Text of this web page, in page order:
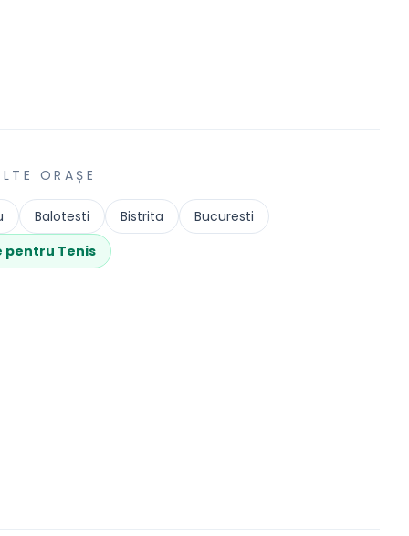
ORAȘE
Balotesti Bistrita
Bucuresti
pentru Tenis